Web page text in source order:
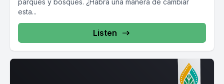
parques y bosques. ¿Habrá una manera de cambiar
esta...
Listen